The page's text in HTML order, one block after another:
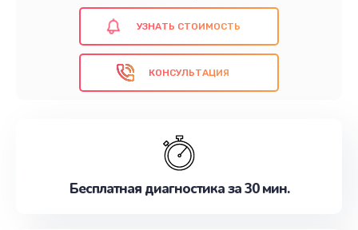
УЗНАТЬ СТОИМОСТЬ
КОНСУЛЬТАЦИЯ
Бесплатная диагностика за 30 мин.